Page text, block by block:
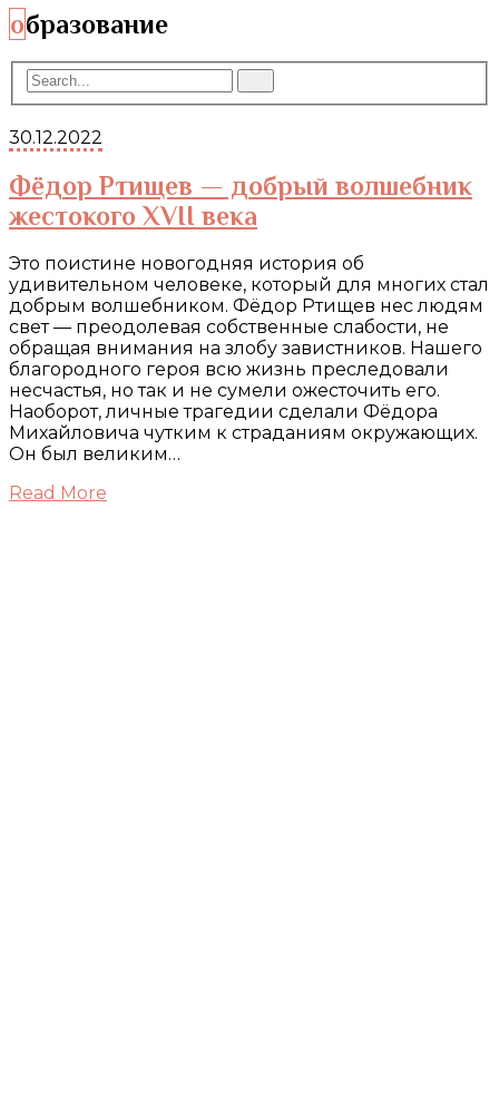
образование
30.12.2022
Фёдор Ртищев — добрый волшебник
жестокого XVII века
Это поистине новогодняя история об
удивительном человеке, который для многих стал
добрым волшебником. Фёдор Ртищев нес людям
свет — преодолевая собственные слабости, не
обращая внимания на злобу завистников. Нашего
благородного героя всю жизнь преследовали
несчастья, но так и не сумели ожесточить его.
Наоборот, личные трагедии сделали Фёдора
Михайловича чутким к страданиям окружающих.
Он был великим…
Read More